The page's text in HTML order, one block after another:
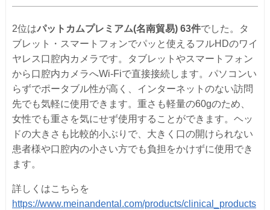
2位はパットカムプレミアム(名南貿易) 63件でした。タ
ブレット・スマートフォンでパッと使えるフルHDのワイ
ヤレス口腔内カメラです。タブレットやスマートフォン
から口腔内カメラへWi-Fiで直接接続します。パソコンい
らずでポータブル性が高く、インターネットのない訪問
先でも気軽に使用できます。重さも軽量の60gのため、
女性でも重さを気にせず使用することができます。ヘッ
ドの大きさも比較的小ぶりで、大きく口の開けられない
患者様や口腔内の小さい方でも負担をかけずに使用でき
ます。
詳しくはこちらを
https://www.meinandental.com/products/clinical_products